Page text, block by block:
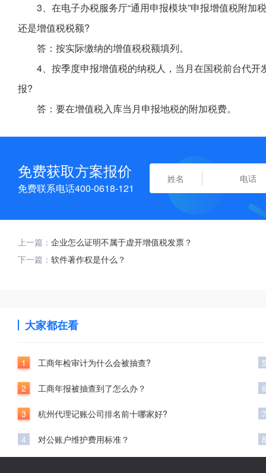
3、在电子办税服务厅“通用申报模块”申报增值税附加
还是增值税税额?
答：按实际缴纳的增值税税额填列。
4、按季度申报增值税的纳税人，当月在国税前台代
报?
答：要在增值税入库当月申报地税的附加税费。
免费获取方案报价
免费联系电话400-0618-121
上一篇： 企业怎么证明不属于虚开增值税发票？
下一篇： 软件著作权是什么？
大家都在看
1 工商年检审计为什么会被抽查?
2 工商年报被抽查到了怎么办？
3 杭州代理记账公司排名前十哪家好?
4 对公账户维护费用标准？
5
6
7
8